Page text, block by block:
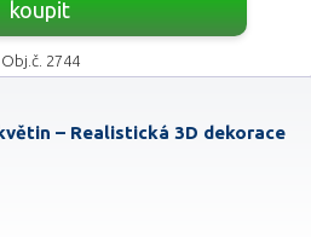
koupit
Obj.č. 2744
– Realistická 3D dekorace